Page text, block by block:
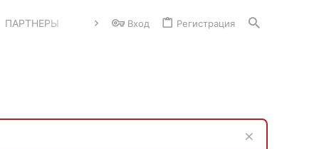
ПАРТНЕРЫ Вход Регистрация